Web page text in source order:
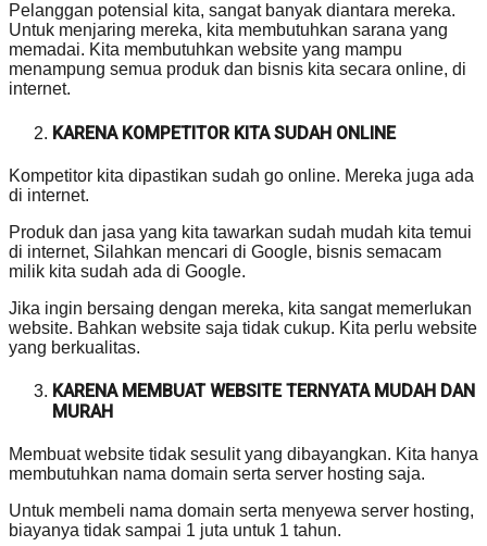
Pelanggan potensial kita, sangat banyak diantara mereka.
Untuk menjaring mereka, kita membutuhkan sarana yang
memadai. Kita membutuhkan website yang mampu
menampung semua produk dan bisnis kita secara online, di
internet.
KARENA KOMPETITOR KITA SUDAH ONLINE
Kompetitor kita dipastikan sudah go online. Mereka juga ada
di internet.
Produk dan jasa yang kita tawarkan sudah mudah kita temui
di internet, Silahkan mencari di Google, bisnis semacam
milik kita sudah ada di Google.
Jika ingin bersaing dengan mereka, kita sangat memerlukan
website. Bahkan website saja tidak cukup. Kita perlu website
yang berkualitas.
KARENA MEMBUAT WEBSITE TERNYATA MUDAH DAN
MURAH
Membuat website tidak sesulit yang dibayangkan. Kita hanya
membutuhkan nama domain serta server hosting saja.
Untuk membeli nama domain serta menyewa server hosting,
biayanya tidak sampai 1 juta untuk 1 tahun.